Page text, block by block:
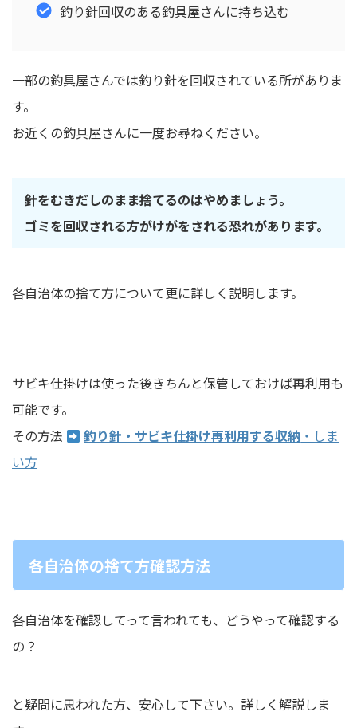
釣り針回収のある釣具屋さんに持ち込む
一部の釣具屋さんでは釣り針を回収されている所がありま
す。
お近くの釣具屋さんに一度お尋ねください。
針をむきだしのまま捨てるのはやめましょう。
ゴミを回収される方がけがをされる恐れがあります。
各自治体の捨て方について更に詳しく説明します。
サビキ仕掛けは使った後きちんと保管しておけば再利用も
可能です。
その方法
釣り針・サビキ仕掛け再利用する収納 ・しま
い方
各自治体の捨て方確認方法
各自治体を確認してって言われても、どうやって確認する
の？
と疑問に思われた方、安心して下さい。詳しく解説しま